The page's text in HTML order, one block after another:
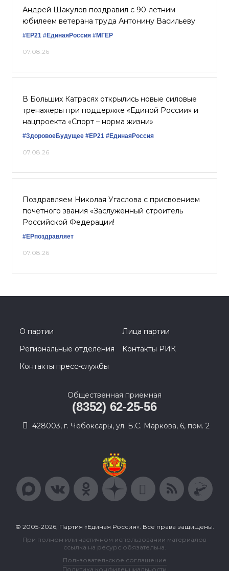
Андрей Шакулов поздравил с 90-летним
юбилеем ветерана труда Антонину Васильеву
#ЕР21 #ЕдинаяРоссия #‎МГЕР‬
07.08.26
В Больших Катрасях открылись новые силовые
тренажеры при поддержке «Единой России» и
нацпроекта «Спорт – норма жизни»
#ЗдоровоеБудущее #ЕР21 #ЕдинаяРоссия
07.08.26
Поздравляем Николая Угаслова с присвоением
почетного звания «Заслуженный строитель
Российской Федерации!
#ЕРпоздравляет
07.08.26
О партии
Лица партии
Региональные отделения
Контакты РИК
Контакты пресс-службы
Общественная приемная
(8352) 62-25-56
428003, г. Чебоксары, ул. Б.С. Маркова, 6, пом. 2
© 2005-2026, Партия «Единая Россия». Все права защищены.
При полном или частичном использовании материалов
ссылка на ресурс обязательна.
Пользовательское соглашение
Политика конфиденциальности